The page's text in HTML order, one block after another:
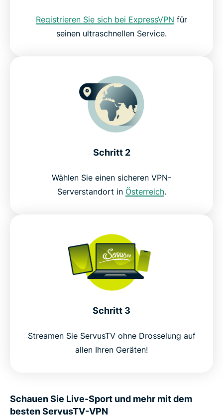
Registrieren Sie sich bei ExpressVPN für
seinen ultraschnellen Service.
Schritt 2
Wählen Sie einen sicheren VPN-
Serverstandort in Österreich.
Schritt 3
Streamen Sie ServusTV ohne Drosselung auf
allen Ihren Geräten!
Schauen Sie Live-Sport und mehr mit dem
besten ServusTV-VPN